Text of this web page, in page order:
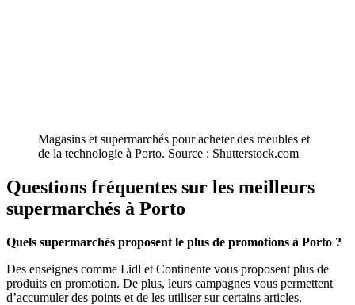
Magasins et supermarchés pour acheter des meubles et
de la technologie à Porto. Source : Shutterstock.com
Questions fréquentes sur les meilleurs
supermarchés à Porto
Quels supermarchés proposent le plus de promotions à Porto ?
Des enseignes comme Lidl et Continente vous proposent plus de
produits en promotion. De plus, leurs campagnes vous permettent
d’accumuler des points et de les utiliser sur certains articles.